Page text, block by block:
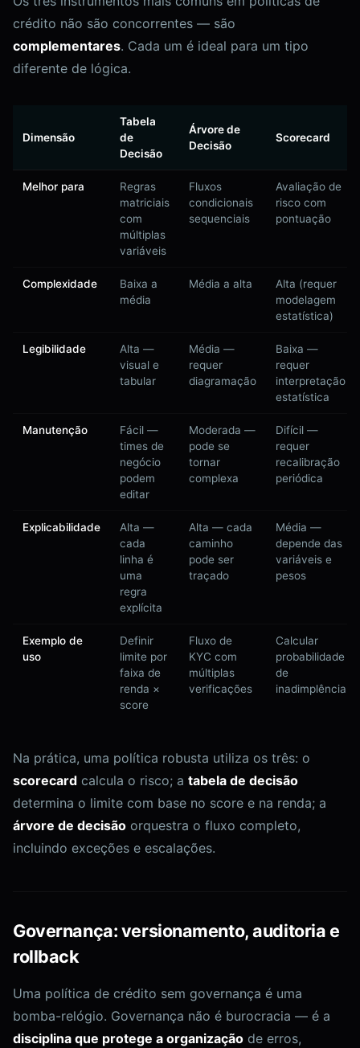
crédito não são concorrentes — são
complementares. Cada um é ideal para um tipo
diferente de lógica.
Dimensão
Tabela
de
Decisão
Árvore de
Decisão
Scorecard
Melhor para
Regras
matriciais
com
múltiplas
variáveis
Fluxos
condicionais
sequenciais
Avaliação de
risco com
pontuação
Complexidade
Baixa a
média
Média a alta
Alta (requer
modelagem
estatística)
Legibilidade
Alta —
visual e
tabular
Média —
requer
diagramação
Baixa —
requer
interpretação
estatística
Manutenção
Fácil —
times de
negócio
podem
editar
Moderada —
pode se
tornar
complexa
Difícil —
requer
recalibração
periódica
Explicabilidade
Alta —
cada
linha é
uma
regra
explícita
Alta — cada
caminho
pode ser
traçado
Média —
depende das
variáveis e
pesos
Exemplo de
uso
Definir
limite por
faixa de
renda ×
score
Fluxo de
KYC com
múltiplas
verificações
Calcular
probabilidade
de
inadimplência
Na prática, uma política robusta utiliza os três: o
scorecard calcula o risco; a tabela de decisão
determina o limite com base no score e na renda; a
árvore de decisão orquestra o fluxo completo,
incluindo exceções e escalações.
Governança: versionamento, auditoria e
rollback
Uma política de crédito sem governança é uma
bomba-relógio. Governança não é burocracia — é a
disciplina que protege a organização de erros,